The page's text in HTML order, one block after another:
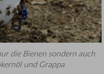
die Bienen sondern auch
und Grappa